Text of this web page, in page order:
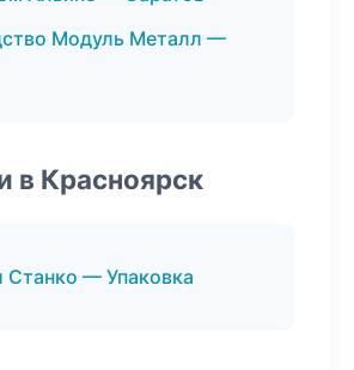
Модуль Металл —
в Красноярск
— Упаковка